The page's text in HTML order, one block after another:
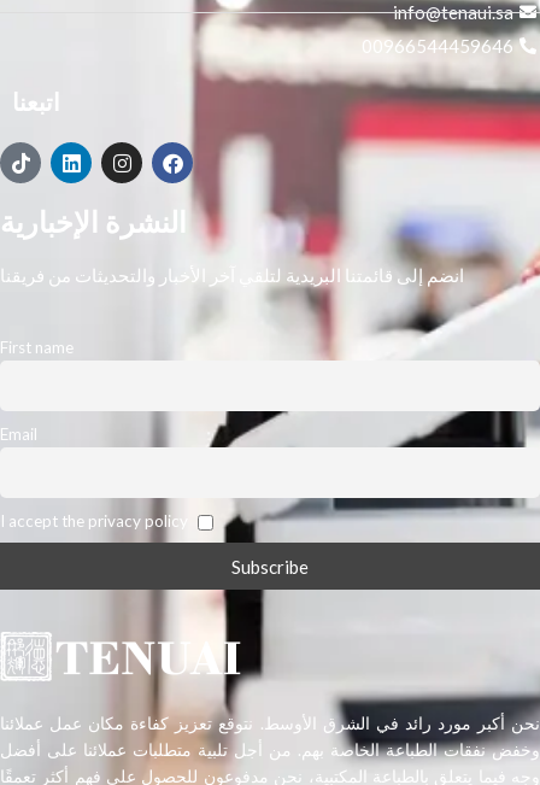
info@tenaui.sa
00966544459646
اتبعنا
النشرة الإخبارية
انضم إلى قائمتنا البريدية لتلقي آخر الأخبار والتحديثات من فريقنا
First name
Email
نحن أكبر مورد رائد في الشرق الأوسط. نتوقع تعزيز كفاءة مكان عمل عملائنا
وخفض نفقات الطباعة الخاصة بهم. من أجل تلبية متطلبات عملائنا على أفضل
وجه فيما يتعلق بالطباعة المكتبية، نحن مدفوعون للحصول على فهم أكثر تعمقًا